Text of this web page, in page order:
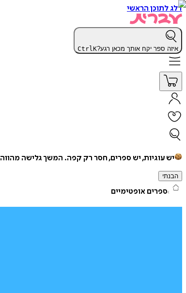
דלג לתוכן הראשי
איזה ספר יקח אותך מכאן רגע? CtrlK
יש עוגיות, יש ספרים, חסר רק קפה. המשך גלישה מהווה
הבנתי
ספרים אופטימיים